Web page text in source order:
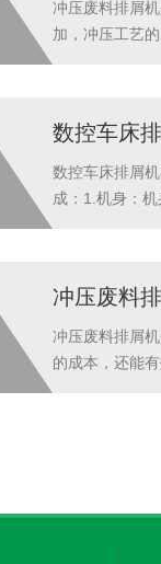
冲压废料排屑
加，冲压工艺
数控车床
数控车床排屑
成：1.机身：
冲压废料
冲压废料排屑
的成本，还能